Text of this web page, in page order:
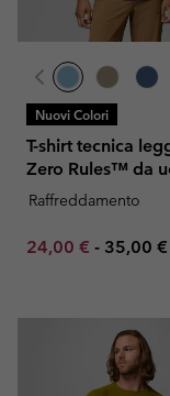
Nuovi Colori
T-shirt tecnica
Zero Rules™ da
Raffreddamento
Minimum sale
24,00 € - 35,00 €